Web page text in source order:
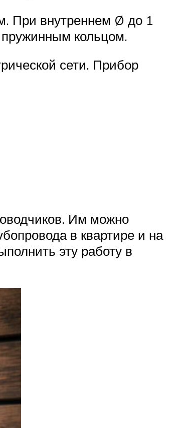
При внутреннем Ø до 1
кольцом.
сети. Прибор
Им можно
в квартире и на
эту работу в